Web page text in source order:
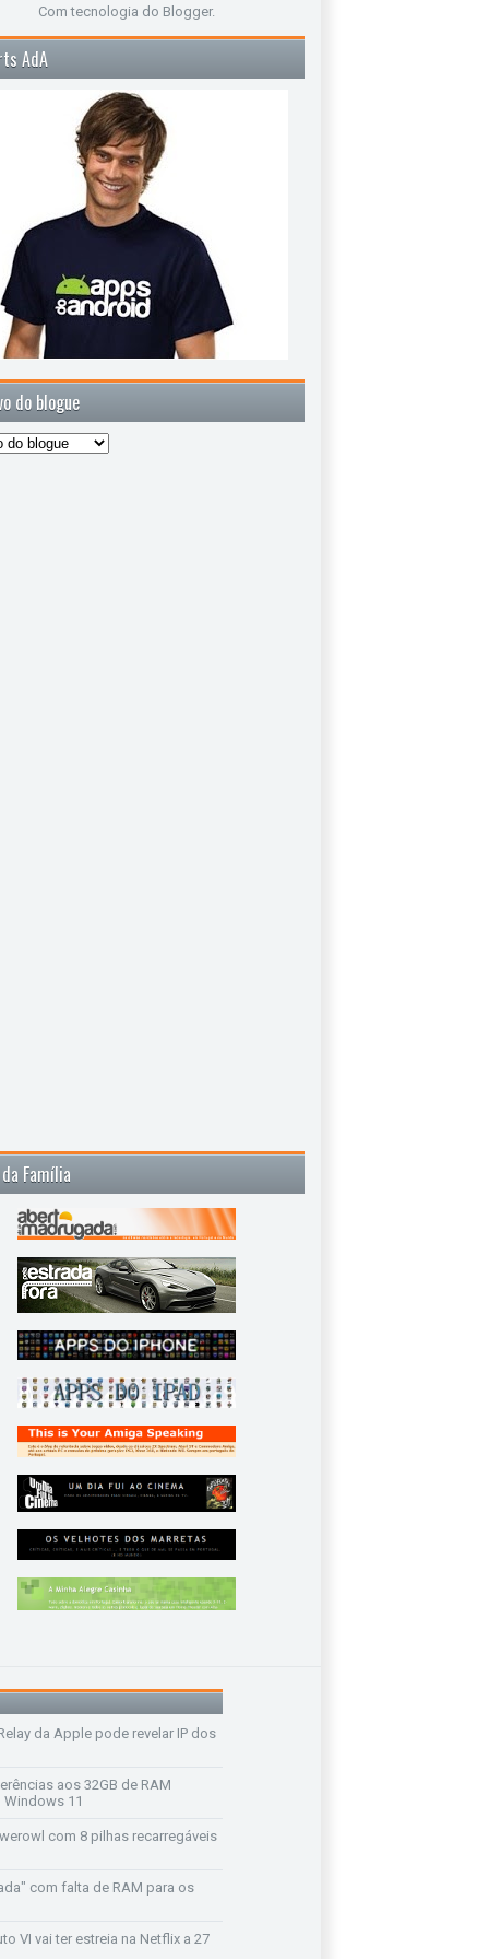
Com tecnologia do Blogger.
AdA
do blogue
Família
da Apple pode revelar IP dos
aos 32GB de RAM
11
com 8 pilhas recarregáveis
com falta de RAM para os
VI vai ter estreia na Netflix a 27